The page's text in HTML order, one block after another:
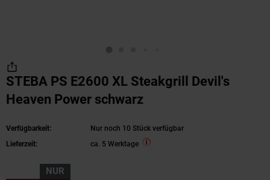
STEBA PS E2600 XL Steakgrill Devil's
Heaven Power schwarz
Verfügbarkeit:
Nur noch 10 Stück verfügbar
Lieferzeit:
ca. 5 Werktage
NUR